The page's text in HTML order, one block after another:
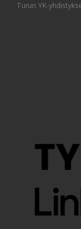
Turun YK-